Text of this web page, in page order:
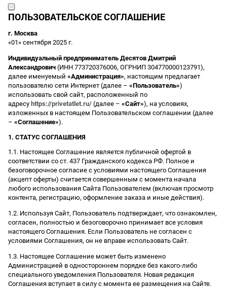
ПОЛЬЗОВАТЕЛЬСКОЕ СОГЛАШЕНИЕ
г. Москва
«01» сентября 2025 г.
Индивидуальный предприниматель Десятов Дмитрий
Александрович (ИНН 773720376006, ОГРНИП 304770000123791),
далее именуемый «Администрация», настоящим предлагает
пользователю сети Интернет (далее – «Пользователь»)
использовать свой сайт, расположенный по
адресу https://privetatlet.ru/ (далее – «Сайт»), на условиях,
изложенных в настоящем Пользовательском соглашении (далее
– «Соглашение»).
1. СТАТУС СОГЛАШЕНИЯ
1.1. Настоящее Соглашение является публичной офертой в
соответствии со ст. 437 Гражданского кодекса РФ. Полное и
безоговорочное согласие с условиями настоящего Соглашения
(акцепт оферты) считается совершенным с момента начала
любого использования Сайта Пользователем (включая просмотр
контента, регистрацию, оформление заказа и иные действия).
1.2. Используя Сайт, Пользователь подтверждает, что ознакомлен,
согласен, полностью и безоговорочно принимает все условия
настоящего Соглашения. Если Пользователь не согласен с
условиями Соглашения, он не вправе использовать Сайт.
1.3. Настоящее Соглашение может быть изменено
Администрацией в одностороннем порядке без какого-либо
специального уведомления Пользователя. Новая редакция
Соглашения вступает в силу с момента ее размещения на Сайте.